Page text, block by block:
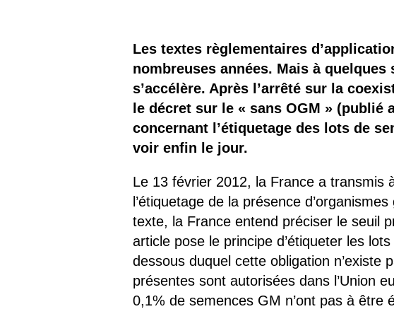
Il y a
Quels sont les
Les textes règlementaires
nombreuses années. Mais à
s’accélère. Après l’arrêté sur la
le décret sur le « sans OGM » (publié
concernant l’étiquetage des lots de
voir enfin le jour.
Le 13 février 2012, la France a transmis
l’étiquetage de la présence
texte, la France entend préciser le seuil
article pose le principe d’étiqueter les
dessous duquel cette obligation
présentes sont autorisées dans l’Union
0,1% de semences GM n’ont pas à